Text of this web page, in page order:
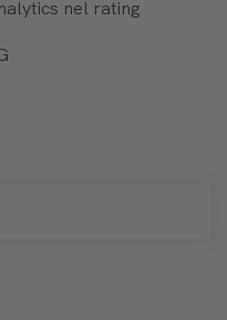
nel rating